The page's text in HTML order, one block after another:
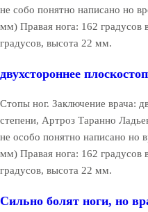
не собо понятно написано но
мм) Правая нога: 162 градусов
градусов, высота 22 мм.
двухстороннее
Стопы ног. Заключение врача:
степени, Артроз Таранно
не особо понятно написано но
мм) Правая нога: 162 градусов
градусов, высота 22 мм.
Сильно болят ноги, но